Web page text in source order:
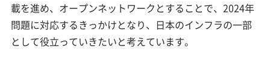
載を進め、オープンネットワークとすることで、2024年
問題に対応するきっかけとなり、日本のインフラの一部
として役立っていきたいと考えています。